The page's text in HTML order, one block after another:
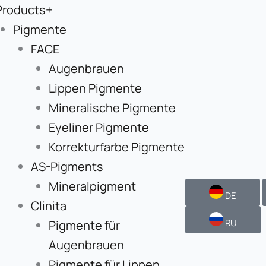
Pigmente
FACE
Augenbrauen
Lippen Pigmente
Mineralische Pigmente
Eyeliner Pigmente
Korrekturfarbe Pigmente
AS-Pigments
Mineralpigment
Clinita
Pigmente für
Augenbrauen
DE
RU